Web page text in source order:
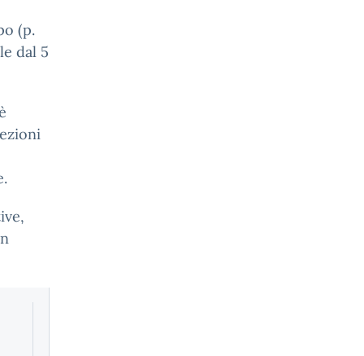
(p.
dal 5